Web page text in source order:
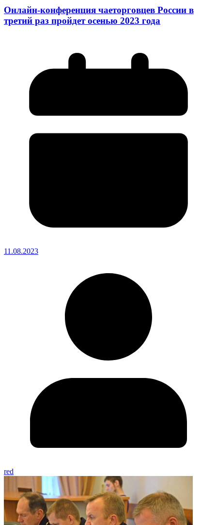
Онлайн-конференция чаеторговцев России в
третий раз пройдет осенью 2023 года
11.08.2023
red